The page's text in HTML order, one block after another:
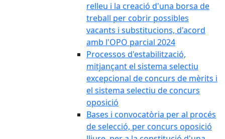
relleu i la creació d'una borsa de
treball per cobrir possibles
vacants i substitucions, d'acord
amb l'OPO parcial 2024
Processos d'estabilització,
mitjançant el sistema selectiu
excepcional de concurs de mèrits i
el sistema selectiu de concurs
oposició
Bases i convocatòria per al procés
de selecció, per concurs oposició